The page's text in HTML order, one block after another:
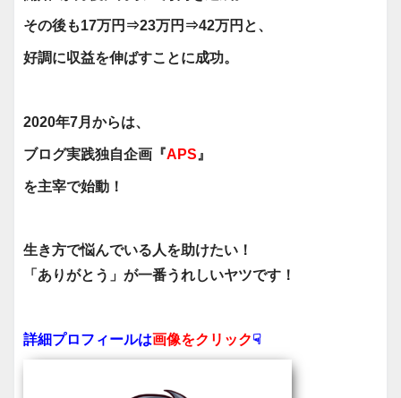
その後も17万円⇒23万円⇒42万円と、
好調に収益を伸ばすことに成功。
2020年7月からは、
ブログ実践独自企画『APS 』
を主宰で始動！
生き方で悩んでいる人を助けたい！
「ありがとう」が一番うれしいヤツです！
詳細プロフィールは画像をクリック☟